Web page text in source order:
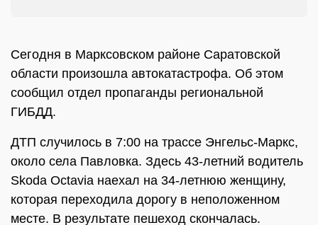
Сегодня в Марксовском районе Саратовской
области произошла автокатастрофа. Об этом
сообщил отдел пропаганды региональной
ГИБДД.
ДТП случилось в 7:00 на трассе Энгельс-Маркс,
около села Павловка. Здесь 43-летний водитель
Skoda Octavia наехал на 34-летнюю женщину,
которая переходила дорогу в неположенном
месте. В результате пешеход скончалась.